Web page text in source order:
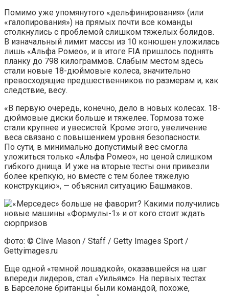
Помимо уже упомянутого «дельфинирования» (или
«галопирования») на прямых почти все команды
столкнулись с проблемой слишком тяжелых болидов.
В изначальный лимит массы из 10 конюшен уложилась
лишь «Альфа Ромео», и в итоге FIA пришлось поднять
планку до 798 килограммов. Слабым местом здесь
стали новые 18-дюймовые колеса, значительно
превосходящие предшественников по размерам и, как
следствие, весу.
«В первую очередь, конечно, дело в новых колесах. 18-
дюймовые диски больше и тяжелее. Тормоза тоже
стали крупнее и увесистей. Кроме этого, увеличение
веса связано с повышением уровня безопасности.
По сути, в минимально допустимый вес смогла
уложиться только «Альфа Ромео», но ценой слишком
гибкого днища. И уже на вторые тесты они привезли
более крепкую, но вместе с тем более тяжелую
конструкцию», — объяснил ситуацию Башмаков.
Фото: © Clive Mason / Staff / Getty Images Sport /
Gettyimages.ru
Еще одной «темной лошадкой», оказавшейся на шаг
впереди лидеров, стал «Уильямс». На первых тестах
в Барселоне британцы были командой, похоже,